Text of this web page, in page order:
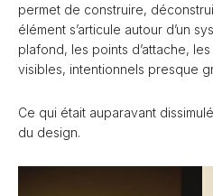
permet de construire,
élément s’articule autour d’un
plafond, les points d’attache,
visibles, intentionnels presque
Ce qui était auparavant
du design.